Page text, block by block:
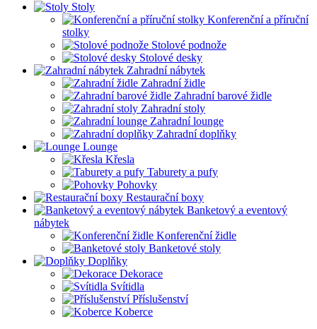
Stoly
Konferenční a příruční
stolky
Stolové podnože
Stolové desky
Zahradní nábytek
Zahradní židle
Zahradní barové židle
Zahradní stoly
Zahradní lounge
Zahradní doplňky
Lounge
Křesla
Taburety a pufy
Pohovky
Restaurační boxy
Banketový a eventový
nábytek
Konferenční židle
Banketové stoly
Doplňky
Dekorace
Svítidla
Příslušenství
Koberce